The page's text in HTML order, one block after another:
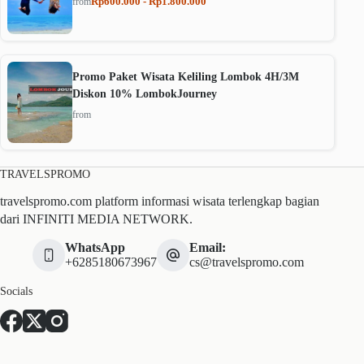
Promo Paket Wisata Keliling Lombok 4H/3M
Diskon 10% LombokJourney
from
TRAVELSPROMO
travelspromo.com platform informasi wisata terlengkap bagian
dari INFINITI MEDIA NETWORK.
WhatsApp
+6285180673967
Email:
cs@travelspromo.com
Socials